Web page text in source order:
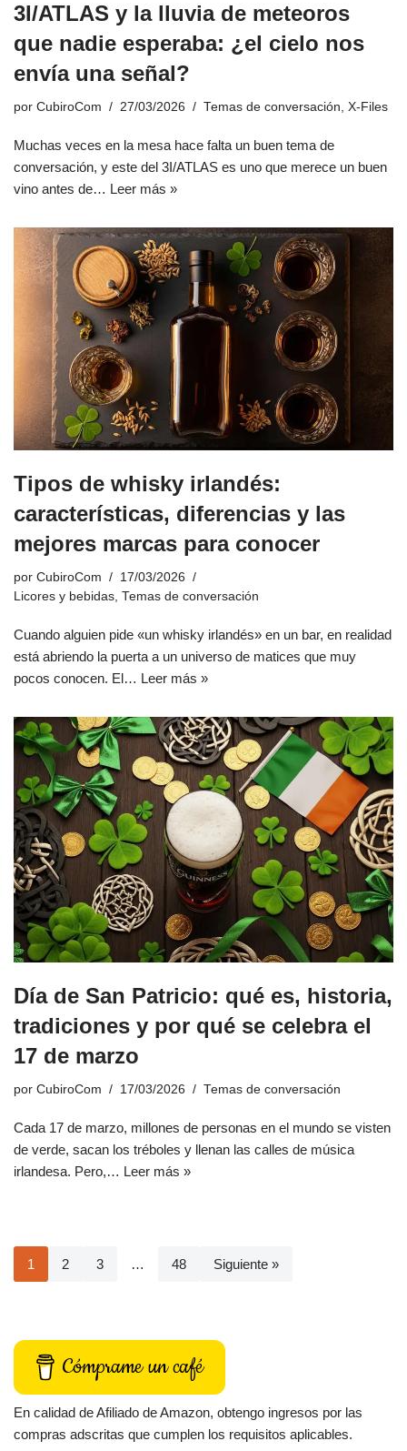
3I/ATLAS y la lluvia de meteoros
que nadie esperaba: ¿el cielo nos
envía una señal?
por CubiroCom 27/03/2026 Temas de conversación, X-Files
Muchas veces en la mesa hace falta un buen tema de
conversación, y este del 3I/ATLAS es uno que merece un buen
vino antes de… Leer más »
Tipos de whisky irlandés:
características, diferencias y las
mejores marcas para conocer
por CubiroCom
17/03/2026
Licores y bebidas, Temas de conversación
Cuando alguien pide «un whisky irlandés» en un bar, en realidad
está abriendo la puerta a un universo de matices que muy
pocos conocen. El… Leer más »
Día de San Patricio: qué es, historia,
tradiciones y por qué se celebra el
17 de marzo
por CubiroCom 17/03/2026 Temas de conversación
Cada 17 de marzo, millones de personas en el mundo se visten
de verde, sacan los tréboles y llenan las calles de música
irlandesa. Pero,… Leer más »
1 2 3 … 48 Siguiente »
Cómprame un café
En calidad de Afiliado de Amazon, obtengo ingresos por las
compras adscritas que cumplen los requisitos aplicables.